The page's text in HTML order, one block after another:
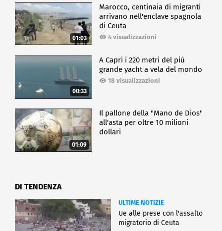
01:03
Marocco, centinaia di migranti
arrivano nell'enclave spagnola
di Ceuta
4 visualizzazioni
00:33
A Capri i 220 metri del più
grande yacht a vela del mondo
18 visualizzazioni
01:09
Il pallone della "Mano de Dios"
all'asta per oltre 10 milioni
dollari
DI TENDENZA
ULTIME NOTIZIE
Ue alle prese con l'assalto
migratorio di Ceuta